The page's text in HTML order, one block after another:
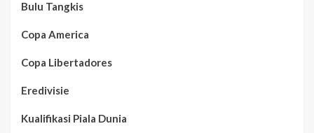
Bulu Tangkis
Copa America
Copa Libertadores
Eredivisie
Kualifikasi Piala Dunia